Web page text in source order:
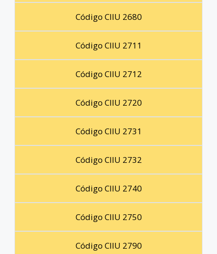
Código CIIU 2680
Código CIIU 2711
Código CIIU 2712
Código CIIU 2720
Código CIIU 2731
Código CIIU 2732
Código CIIU 2740
Código CIIU 2750
Código CIIU 2790